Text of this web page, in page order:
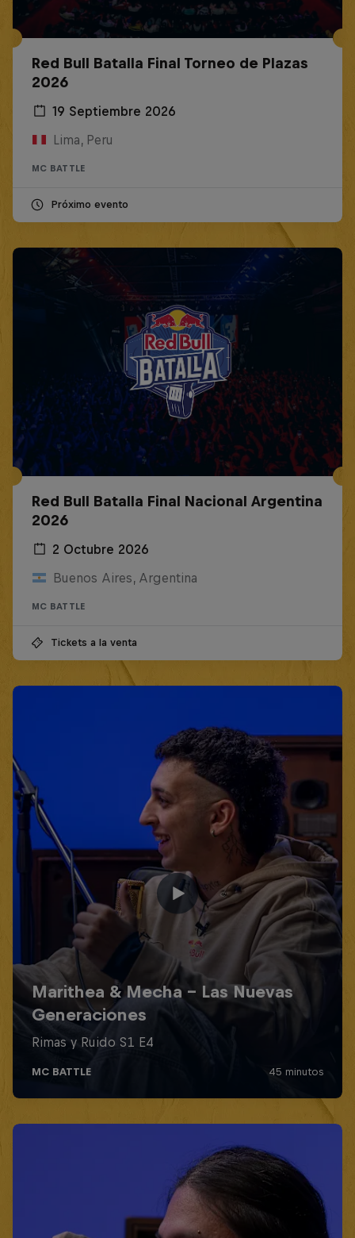
Red Bull Batalla Final Torneo de Plazas
2026
19 Septiembre 2026
Lima, Peru
MC BATTLE
Próximo evento
Red Bull Batalla Final Nacional Argentina
2026
2 Octubre 2026
Buenos Aires, Argentina
MC BATTLE
Tickets a la venta